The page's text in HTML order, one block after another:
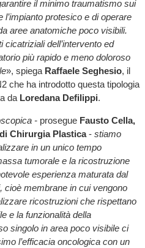
il minimo traumatismo sui
protesico e di operare
aree anatomiche poco visibili.
dell’intervento ed
più rapido e meno doloroso
», spiega Raffaele Seghesio, il
che ha introdotto questa tipologia
da Loredana Defilippi.
- prosegue Fausto Cella,
Chirurgia Plastica- stiamo
in un unico tempo
tumorale e la ricostruzione
esperienza maturata dal
cioè membrane in cui vengono
ricostruzioni che rispettano
e la funzionalità della
singolo in area poco visibile ci
l’efficacia oncologica con un